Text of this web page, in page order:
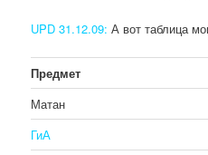
UPD 31.12.09: А вот таблица
Предмет
Матан
ГиА